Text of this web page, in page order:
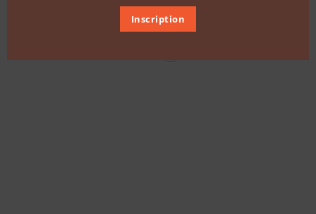
Inscription